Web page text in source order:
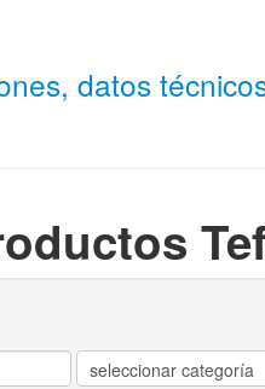
datos